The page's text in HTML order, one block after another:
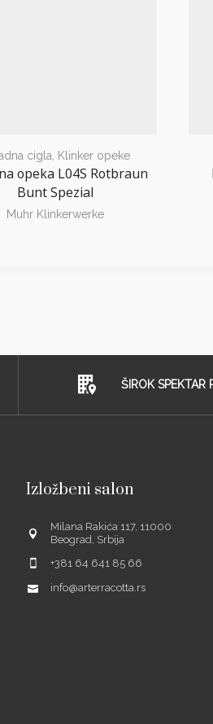
cigla, Klinker opeke
opeka L04S Rotbraun
Bunt Spezial
Muhr Klinkerwerke
ŠIROK SPEKTAR
Izložbeni salon
Milana Rakića 117, 11000
Beograd, Srbija
+381 64 641 85 66
info@arterracotta.rs